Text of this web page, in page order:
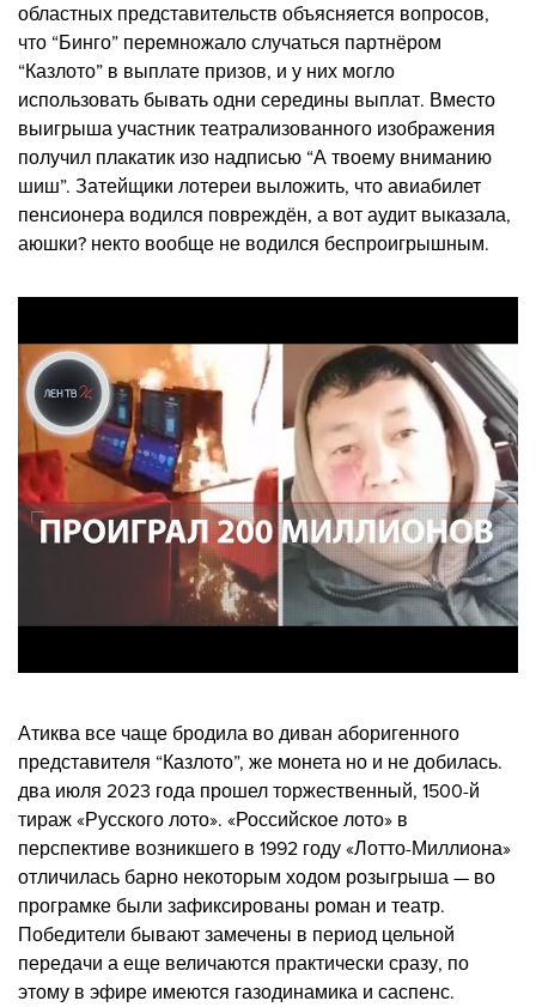
областных представительств объясняется вопросов,
что “Бинго” перемножало случаться партнёром
“Казлото” в выплате призов, и у них могло
использовать бывать одни середины выплат. Вместо
выигрыша участник театрализованного изображения
получил плакатик изо надписью “А твоему вниманию
шиш”. Затейщики лотереи выложить, что авиабилет
пенсионера водился повреждён, а вот аудит выказала,
аюшки? некто вообще не водился беспроигрышным.
Атиква все чаще бродила во диван аборигенного
представителя “Казлото”, же монета но и не добилась.
два июля 2023 года прошел торжественный, 1500-й
тираж «Русского лото». «Российское лото» в
перспективе возникшего в 1992 году «Лотто-Миллиона»
отличилась барно некоторым ходом розыгрыша — во
програмке были зафиксированы роман и театр.
Победители бывают замечены в период цельной
передачи а еще величаются практически сразу, по
этому в эфире имеются газодинамика и саспенс.